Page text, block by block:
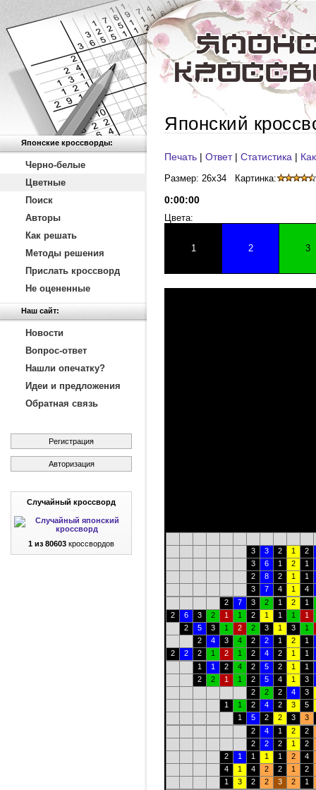
Японские кроссворды:
Черно-белые
Цветные
Поиск
Авторы
Как решать
Методы решения
Прислать кроссворд
Не оцененные
Наш сайт:
Новости
Вопрос-ответ
Нашли опечатку?
Идеи и предложения
Обратная связь
Регистрация
Авторизация
Случайный кроссворд
1 из 80603 кроссвордов
Японский
Печать | Ответ| Статистика |
Размер: 26x34 Картинка:
0:00:00
Цвета:
1 2 3
3 3 2 1
2
3
6 1 2
1
2
8 2 1
1
3
7 4 1
4
2
7 3 2 1 2
1
2
6 3 2 1 1 2 1 1 1
1
2
5 3 1 2 2 3 1 3
1
2
4 3 4 2 2 1 2
1
2
2 2 1 2 1 2 4 2 1
1
1
1 2 4 2 5 2 1
1
2
2 1 1 2 5 4 1
3
2
2 2 4
3
1
1 2 4 2 3
5
1
5 2 2 3
3
2
4 1 2
2
2
2 2 1
2
2
1 1 1 1 2
4
4
1 4 2 2 1
2
1
3 2 2 3 2
1